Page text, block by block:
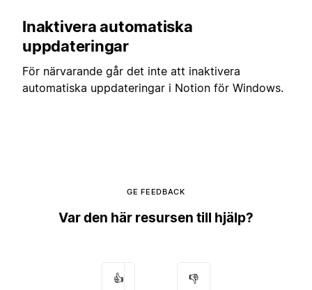
Inaktivera automatiska
uppdateringar
För närvarande går det inte att inaktivera
automatiska uppdateringar i Notion för Windows.
GE FEEDBACK
Var den här resursen till hjälp?
👍 👎